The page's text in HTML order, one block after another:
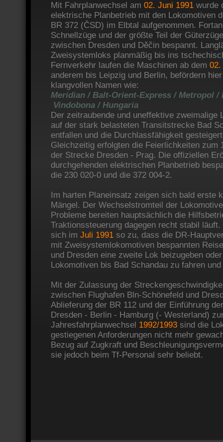
Mit Fahrplanwechsel am 02. Juni 1991 wurde
elektrische Planbetrieb mit den Lokomotiven
BR 372 (ČSD) im Elbtal aufgenommen.
Schnellzüge und der größte Teil der
zwischen Dresden und Děčin bespannt.
Zweisystemloks planmäßig bis ins
Fernverkehr laufen die Maschinen ab dem 02.
anderem bis Leipzig und Berlin, befördern
klangvollen Namen wie:
Meridian / Balt-Orient-Express / Metropol /
Vindobona / Hungaria
Der zeitraubende und uneffektive zweimalige
auf der stark belasteten Transitstrecke Bad
entfallen und die Durchlassfähigkeit
Gleichzeitig erfolgten die Feierlichkeiten zum
der Strecke Dresden - Prag. Die offiziellen
durchgehenden elektrischen Planbetrieb
die 230 020-0 und die 372 004-2.
Im harten Planeinsatz zeigen sich bald erste
Mängel. Der Wechselstromteil der
Probleme bereiten hauptsächlich die
Traktionssteuerung dagegen recht stabil
sich im Juli 1991 so zu, dass die DR-
mit Zweisystemlokomotiven bespannten
und Dresden eine zweite Lok beizugeben
Lokomotiven bis Bad Schandau zu fahren
Mit der Zulassung der
zwischen Flughafen Bln-Schönefeld und
Ablieferung der BR 112 und der Einführung
Dresden - Berlin - Hamburg (- Westerland)
Jahresfahrplanwechsel 1992/1993 sind die
gestiegenen Anforderungen nicht mehr
Bezug auf Zugkraft und
sie jedoch beim Tf-Personal sehr beliebt.